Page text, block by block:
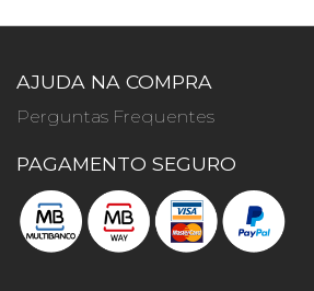
AJUDA NA COMPRA
Perguntas Frequentes
PAGAMENTO SEGURO